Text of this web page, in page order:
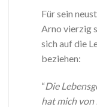
Für sein
Arno vierzig
sich auf die
beziehen:
“Die
hat mich